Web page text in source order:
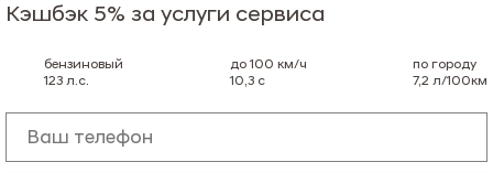
Кэшбэк 5% за услуги сервиса
бензиновый
123 л.с.
до 100 км/ч
10,3 с
по городу
7,2 л/100км